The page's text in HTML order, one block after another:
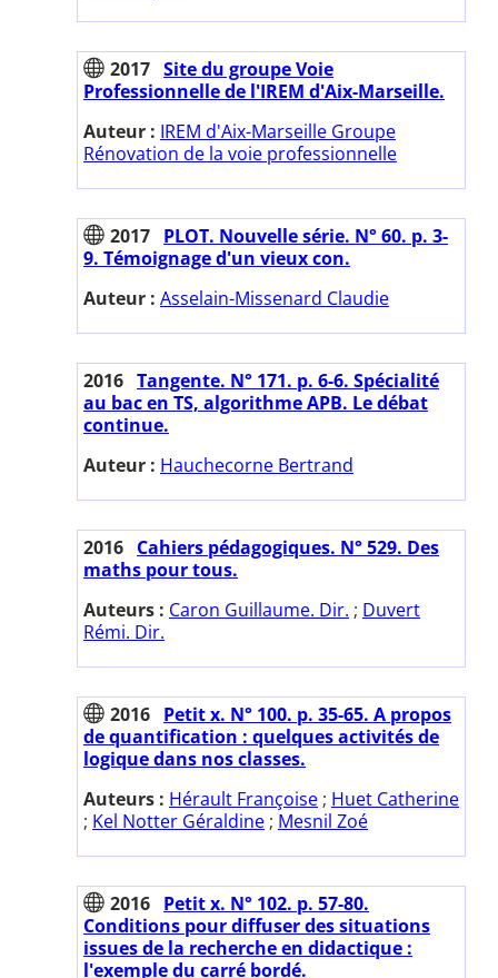
2017 Site du groupe Voie
Professionnelle de l'IREM d'Aix-Marseille.
Auteur : IREM d'Aix-Marseille Groupe
Rénovation de la voie professionnelle
2017 PLOT. Nouvelle série. N° 60. p. 3-
9. Témoignage d'un vieux con.
Auteur : Asselain-Missenard Claudie
2016 Tangente. N° 171. p. 6-6. Spécialité
au bac en TS, algorithme APB. Le débat
continue.
Auteur : Hauchecorne Bertrand
2016 Cahiers pédagogiques. N° 529. Des
maths pour tous.
Auteurs : Caron Guillaume. Dir. ; Duvert
Rémi. Dir.
2016 Petit x. N° 100. p. 35-65. A propos
de quantification : quelques activités de
logique dans nos classes.
Auteurs : Hérault Françoise ; Huet Catherine
; Kel Notter Géraldine ; Mesnil Zoé
2016 Petit x. N° 102. p. 57-80.
Conditions pour diffuser des situations
issues de la recherche en didactique :
l'exemple du carré bordé.